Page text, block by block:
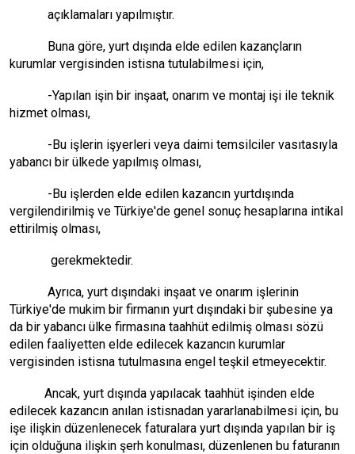
açıklamaları yapılmıştır.
Buna göre, yurt dışında elde edilen kazançların
kurumlar vergisinden istisna tutulabilmesi için,
-Yapılan işin bir inşaat, onarım ve montaj işi ile teknik
hizmet olması,
-Bu işlerin işyerleri veya daimi temsilciler vasıtasıyla
yabancı bir ülkede yapılmış olması,
-Bu işlerden elde edilen kazancın yurtdışında
vergilendirilmiş ve Türkiye'de genel sonuç hesaplarına intikal
ettirilmiş olması,
gerekmektedir.
Ayrıca, yurt dışındaki inşaat ve onarım işlerinin
Türkiye'de mukim bir firmanın yurt dışındaki bir şubesine ya
da bir yabancı ülke firmasına taahhüt edilmiş olması sözü
edilen faaliyetten elde edilecek kazancın kurumlar
vergisinden istisna tutulmasına engel teşkil etmeyecektir.
Ancak, yurt dışında yapılacak taahhüt işinden elde
edilecek kazancın anılan istisnadan yararlanabilmesi için, bu
işe ilişkin düzenlenecek faturalara yurt dışında yapılan bir iş
için olduğuna ilişkin şerh konulması, düzenlenen bu faturanın